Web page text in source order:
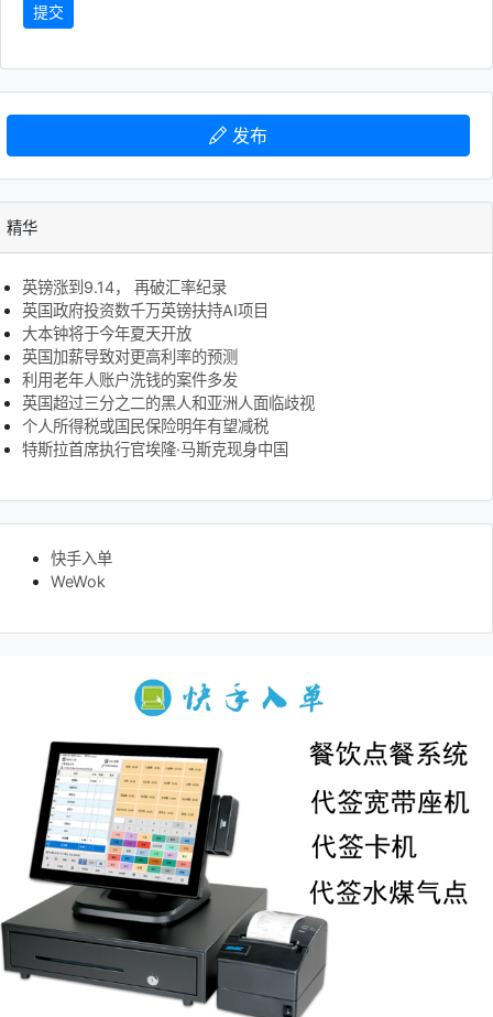
提交
发布
精华
英镑涨到9.14， 再破汇率纪录
英国政府投资数千万英镑扶持AI项目
大本钟将于今年夏天开放
英国加薪导致对更高利率的预测
利用老年人账户洗钱的案件多发
英国超过三分之二的黑人和亚洲人面临歧视
个人所得税或国民保险明年有望减税
特斯拉首席执行官埃隆·马斯克现身中国
快手入单
WeWok